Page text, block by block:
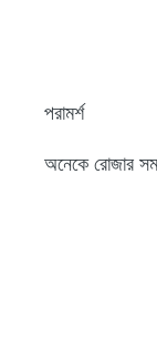
পরামর্শ
অনেকে রোজার